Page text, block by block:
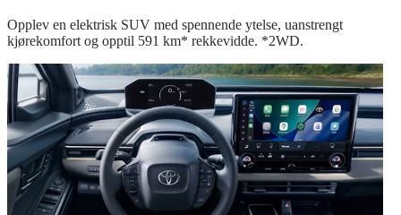
Opplev en elektrisk SUV med spennende ytelse, uanstrengt
kjørekomfort og opptil 591 km* rekkevidde. *2WD.